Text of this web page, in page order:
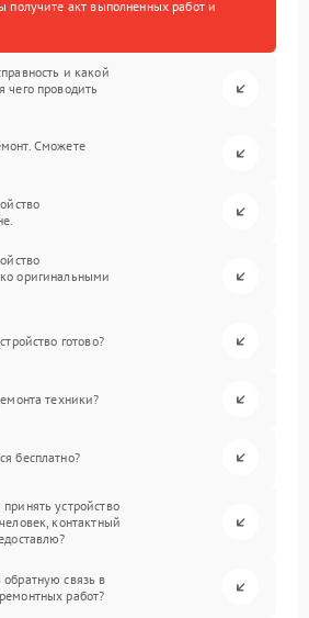
получите акт выполненных работ и
и какой
чего проводить
Сможете
оригинальными
готово?
техники?
бесплатно?
устройство
контактный
связь в
работ?